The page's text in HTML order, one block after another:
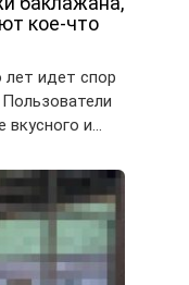
кое-что
лет идет спор
вкусного и…